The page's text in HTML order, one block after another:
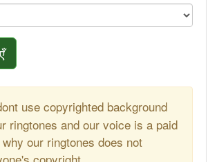
use copyrighted background
ringtones and our voice is a paid
our ringtones does not
copyright.